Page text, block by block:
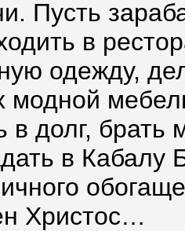
Пусть
в
одежду,
модной
в долг, брать
в Кабалу
Христос…